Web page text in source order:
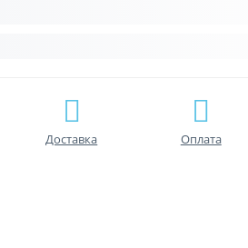
Доставка Оплата